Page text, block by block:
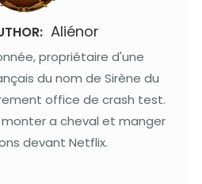
Aliénor
propriétaire d'une
du nom de Sirène du
office de crash test.
a cheval et manger
devant Netflix.